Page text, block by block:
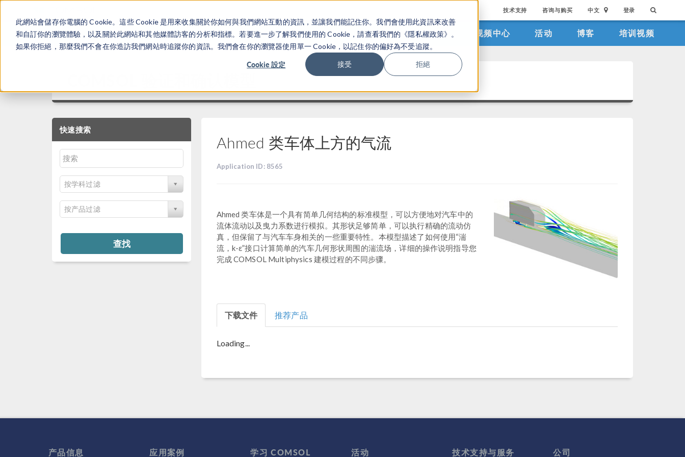
此網站會儲存你電腦的 Cookie。這些 Cookie 是用來收集關於你如何與我們網站互動的資訊，並讓我們能記住你。我們會使用此資訊來改善
和自訂你的瀏覽體驗，以及關於此網站和其他媒體訪客的分析和指標。若要進一步了解我們使用的 Cookie，請查看我們的《隱私權政策》。
如果你拒絕，那麼我們不會在你造訪我們網站時追蹤你的資訊。我們會在你的瀏覽器使用單一 Cookie，以記住你的偏好為不受追蹤。
Cookie 設定 接受 拒絕
技术支持 咨询与购买 中文 登录
产品 行业应用 视频中心 活动 博客 培训视频
快速搜索
按学科过滤
按产品过滤
查找
Ahmed 类车体上方的气流
Application ID: 8565
Ahmed 类车体是一个具有简单几何结构的标准模型，可以方便地对汽车中的
流体流动以及曳力系数进行模拟。其形状足够简单，可以执行精确的流动仿
真，但保留了与汽车车身相关的一些重要特性。本模型描述了如何使用“湍
流，k-ε”接口计算简单的汽车几何形状周围的湍流场，详细的操作说明指导您
完成 COMSOL Multiphysics 建模过程的不同步骤。
下载文件 推荐产品
Loading...
产品信息 应用案例 学习 COMSOL 活动 技术支持与服务 公司